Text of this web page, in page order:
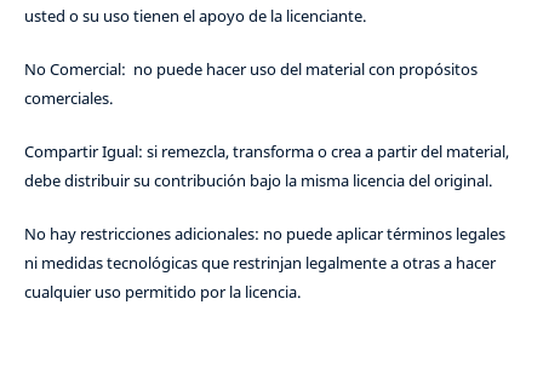
usted o su uso tienen el apoyo de la licenciante.
No Comercial: no puede hacer uso del material con propósitos
comerciales.
Compartir Igual: si remezcla, transforma o crea a partir del material,
debe distribuir su contribución bajo la misma licencia del original.
No hay restricciones adicionales: no puede aplicar términos legales
ni medidas tecnológicas que restrinjan legalmente a otras a hacer
cualquier uso permitido por la licencia.